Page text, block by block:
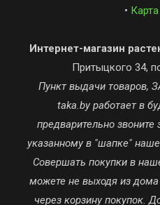
•
Интернет-магазин
Притыцкого 34,
Пункт выдачи товаров,
taka.by работает в
предварительно звоните
указанному в "шапке"
Совершать покупки в
можете не выходя из
через корзину покупок.